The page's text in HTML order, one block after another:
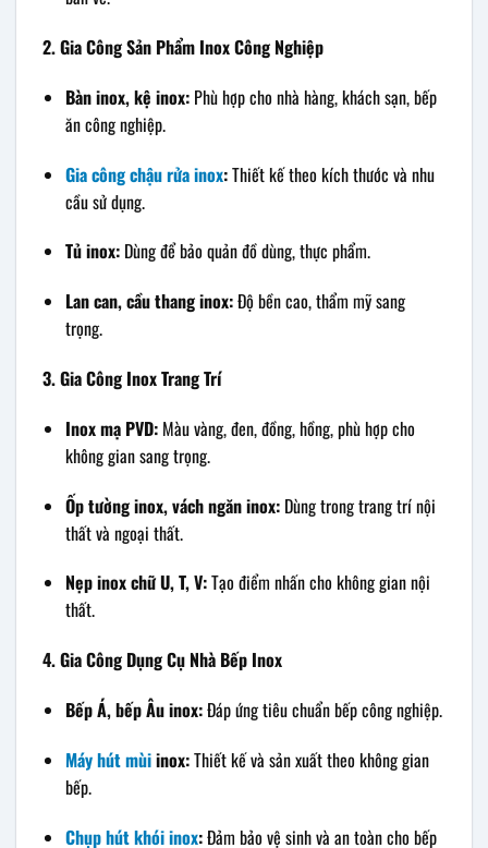
2. Gia Công Sản Phẩm Inox Công Nghiệp
Bàn inox, kệ inox:Phù hợp cho nhà hàng, khách sạn, bếp
ăn công nghiệp.
Gia công chậu rửa inox:Thiết kế theo kích thước và nhu
cầu sử dụng.
Tủ inox:Dùng để bảo quản đồ dùng, thực phẩm.
Lan can, cầu thang inox:Độ bền cao, thẩm mỹ sang
trọng.
3. Gia Công Inox Trang Trí
Inox mạ PVD:Màu vàng, đen, đồng, hồng, phù hợp cho
không gian sang trọng.
Ốp tường inox, vách ngăn inox:Dùng trong trang trí nội
thất và ngoại thất.
Nẹp inox chữ U, T, V:Tạo điểm nhấn cho không gian nội
thất.
4. Gia Công Dụng Cụ Nhà Bếp Inox
Bếp Á, bếp Âu inox:Đáp ứng tiêu chuẩn bếp công nghiệp.
Máy hút mùiinox:Thiết kế và sản xuất theo không gian
bếp.
Chụp hút khói inox:Đảm bảo vệ sinh và an toàn cho bếp